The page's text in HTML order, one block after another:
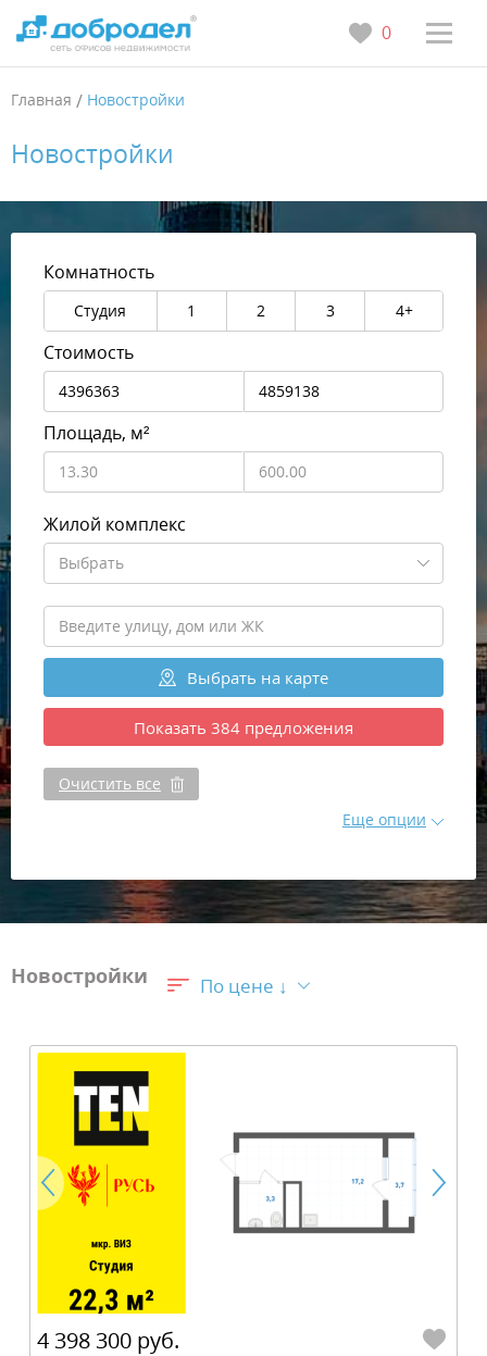
0
Главная / Новостройки
Новостройки
Комнатность
Студия 1 2 3 4+
Стоимость
Площадь, м²
Жилой комплекс
Выбрать
Выбрать на карте
Показать 384 предложения
Очистить все
Еще опции
Новостройки По цене ↓
4 398 300 руб.